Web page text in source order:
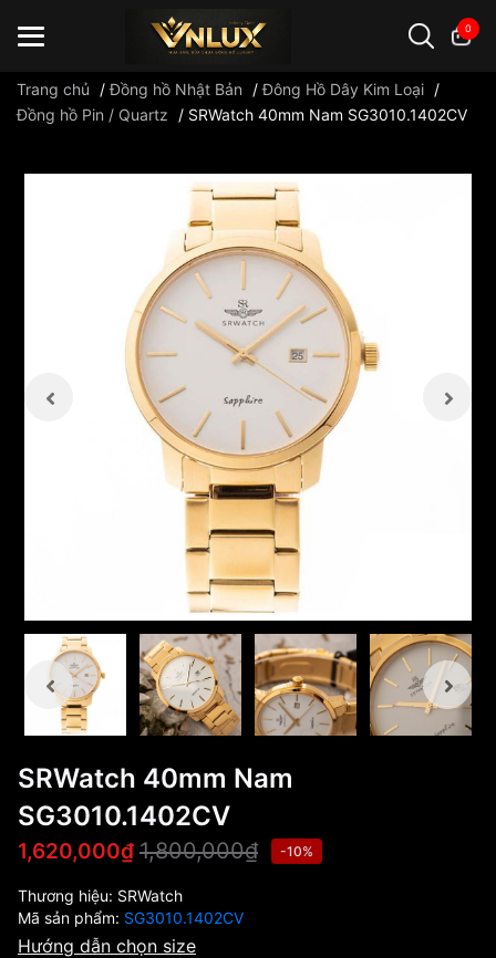
0
Trang chủ /Đồng hồ Nhật Bản /Đông Hồ Dây Kim Loại /
Đồng hồ Pin / Quartz
/ SRWatch 40mm Nam SG3010.1402CV
SRWatch 40mm Nam
SG3010.1402CV
1,620,000₫ 1,800,000₫ -10%
Thương hiệu: SRWatch
Mã sản phẩm: SG3010.1402CV
Hướng dẫn chọn size